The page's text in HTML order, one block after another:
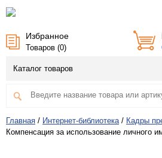
Избранное
Товаров (0)
Каталог товаров
Главная / Интернет-библиотека / Кадры
Компенсация за использование личного